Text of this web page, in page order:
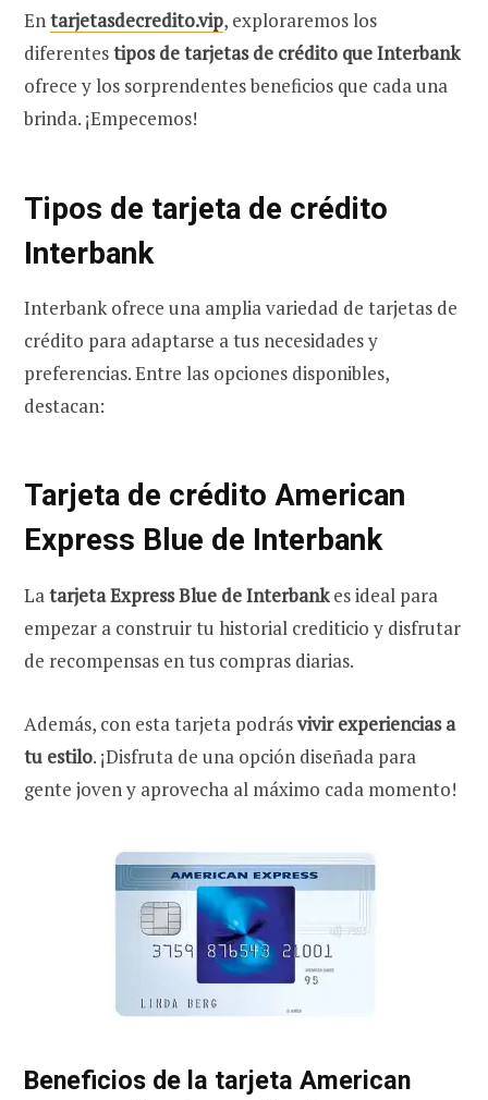
Entarjetasdecredito.vip, exploraremos los
diferentestipos de tarjetas de crédito que Interbank
ofrece y los sorprendentes beneficios que cada una
brinda. ¡Empecemos!
Tipos de tarjeta de crédito
Interbank
Interbank ofrece una amplia variedad de tarjetas de
crédito para adaptarse a tus necesidades y
preferencias. Entre las opciones disponibles,
destacan:
Tarjeta de crédito American
Express Blue de Interbank
Latarjeta Express Blue de Interbankes ideal para
empezar a construir tu historial crediticio y disfrutar
de recompensas en tus compras diarias.
Además, con esta tarjeta podrásvivir experiencias a
tu estilo. ¡Disfruta de una opción diseñada para
gente joven y aprovecha al máximo cada momento!
Beneficios de la tarjeta American